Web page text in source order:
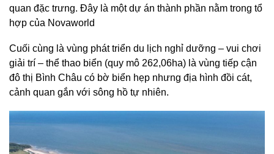
quan đặc trưng. Đây là một dự án thành phần nằm trong tổ
hợp của Novaworld
Cuối cùng là vùng phát triển du lịch nghỉ dưỡng – vui chơi
giải trí – thể thao biển (quy mô 262,06ha) là vùng tiếp cận
đô thị Bình Châu có bờ biển hẹp nhưng địa hình đồi cát,
cảnh quan gắn với sông hồ tự nhiên.